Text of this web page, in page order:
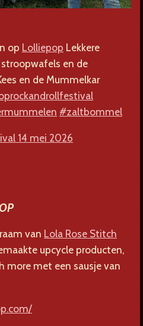
op Lolliepop Lekkere
en de
en de Mummelkar
#zaltbommel
14 mei 2026
van Lola Rose Stitch
upcycle producten,
more met een sausje van